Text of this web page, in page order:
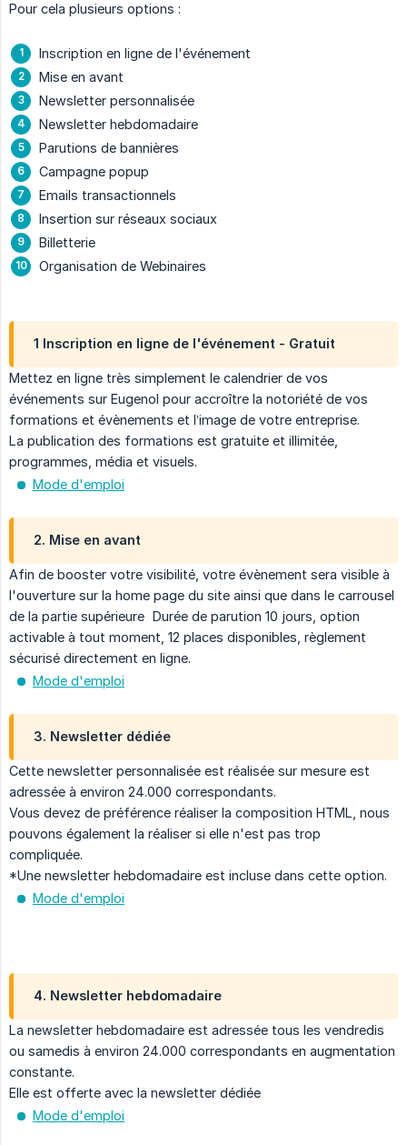
Pour cela plusieurs options :
Inscription en ligne de l'événement
Mise en avant
Newsletter personnalisée
Newsletter hebdomadaire
Parutions de bannières
Campagne popup
Emails transactionnels
Insertion sur réseaux sociaux
Billetterie
Organisation de Webinaires
1 Inscription en ligne de l'événement - Gratuit
Mettez en ligne très simplement le calendrier de vos
événements sur Eugenol pour accroître la notoriété de vos
formations et évènements et l’image de votre entreprise.
La publication des formations est gratuite et illimitée,
programmes, média et visuels.
Mode d'emploi
2. Mise en avant
Afin de booster votre visibilité, votre évènement sera visible à
l'ouverture sur la home page du site ainsi que dans le carrousel
de la partie supérieure Durée de parution 10 jours, option
activable à tout moment, 12 places disponibles, règlement
sécurisé directement en ligne.
Mode d'emploi
3. Newsletter dédiée
Cette newsletter personnalisée est réalisée sur mesure est
adressée à environ 24.000 correspondants.
Vous devez de préférence réaliser la composition HTML, nous
pouvons également la réaliser si elle n'est pas trop
compliquée.
*Une newsletter hebdomadaire est incluse dans cette option.
Mode d'emploi
4. Newsletter hebdomadaire
La newsletter hebdomadaire est adressée tous les vendredis
ou samedis à environ 24.000 correspondants en augmentation
constante.
Elle est offerte avec la newsletter dédiée
Mode d'emploi